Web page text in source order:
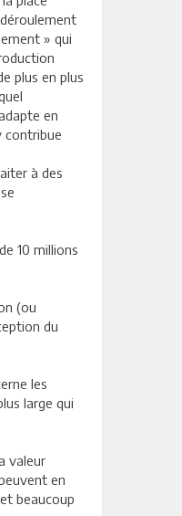
» qui
plus en plus
en
contribue
à des
10 millions
(ou
du
les
large qui
valeur
en
beaucoup